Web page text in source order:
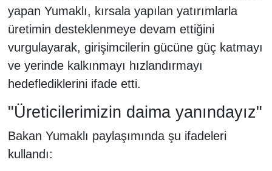
yapan Yumaklı, kırsala yapılan yatırımlarla
üretimin desteklenmeye devam ettiğini
vurgulayarak, girişimcilerin gücüne güç katmayı
ve yerinde kalkınmayı hızlandırmayı
hedeflediklerini ifade etti.
"Üreticilerimizin daima yanındayız"
Bakan Yumaklı paylaşımında şu ifadeleri
kullandı: